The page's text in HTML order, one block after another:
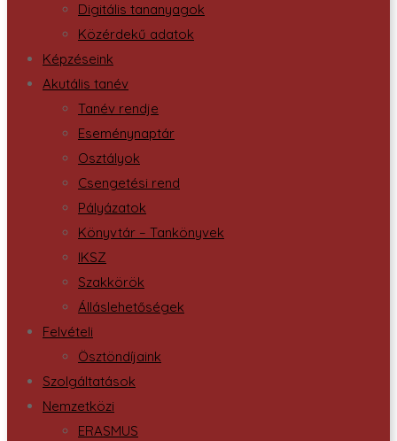
Digitális tananyagok
Közérdekű adatok
Képzéseink
Akutális tanév
Tanév rendje
Eseménynaptár
Osztályok
Csengetési rend
Pályázatok
Könyvtár – Tankönyvek
IKSZ
Szakkörök
Álláslehetőségek
Felvételi
Ösztöndíjaink
Szolgáltatások
Nemzetközi
ERASMUS